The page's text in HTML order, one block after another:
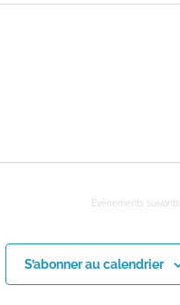
Évènements suivants
S’abonner au calendrier